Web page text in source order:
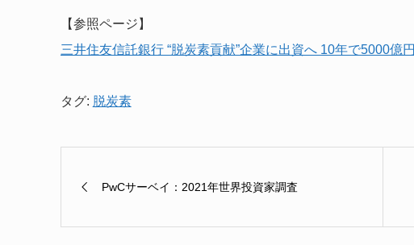
【参照ページ】
三井住友信託銀行 “脱炭素貢献”企業に出資へ 10年で5000億円
タグ: 脱炭素
PwCサーベイ：2021年世界投資家調査